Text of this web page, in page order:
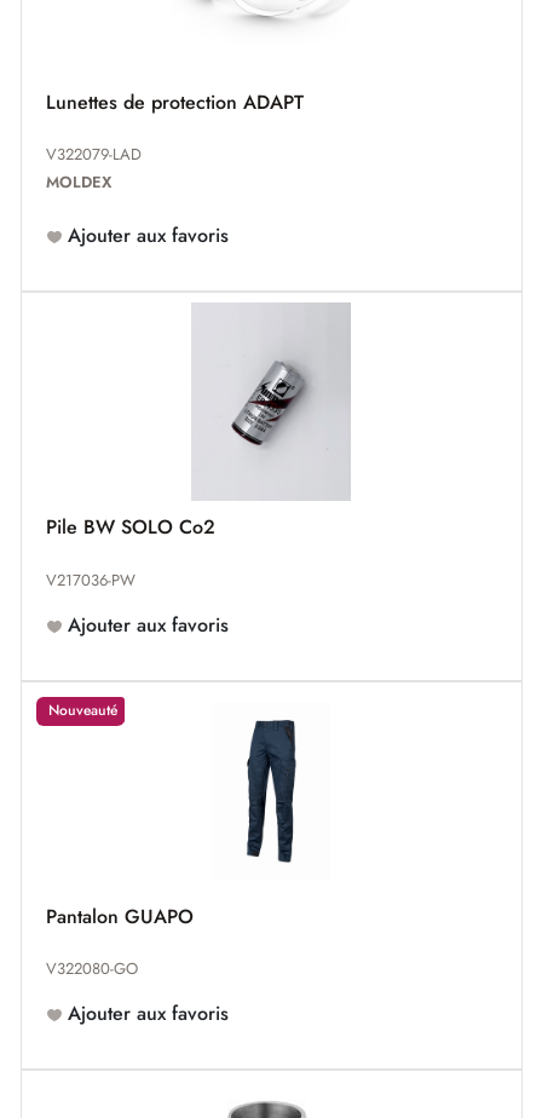
Lunettes de protection ADAPT
V322079-LAD
MOLDEX
Ajouter aux favoris
Pile BW SOLO Co2
V217036-PW
Ajouter aux favoris
Nouveauté
Pantalon GUAPO
V322080-GO
Ajouter aux favoris